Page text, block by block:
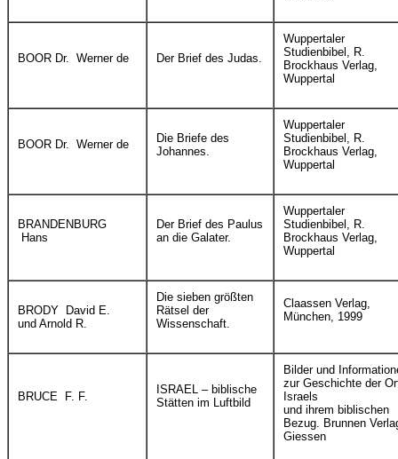
BOOR Dr. Werner de Der Brief des Judas.
Wuppertaler
Studienbibel, R.
Brockhaus Verlag,
Wuppertal
BOOR Dr. Werner de
Die Briefe des
Johannes.
Wuppertaler
Studienbibel, R.
Brockhaus Verlag,
Wuppertal
BRANDENBURG
Hans
Der Brief des Paulus
an die Galater.
Wuppertaler
Studienbibel, R.
Brockhaus Verlag,
Wuppertal
BRODY David E.
und Arnold R.
Die sieben größten
Rätsel der
Wissenschaft.
Claassen Verlag,
München, 1999
BRUCE F. F.
ISRAEL – biblische
Stätten im Luftbild
Bilder und
zur Geschichte der
Israels
und ihrem biblischen
Bezug. Brunnen
Giessen